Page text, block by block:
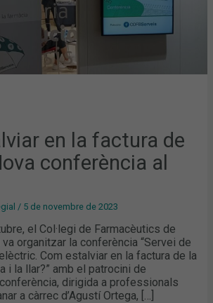
en la factura de
conferència al
/ 5 de novembre de 2023
el Col·legi de Farmacèutics de
va organitzar la conferència “Servei de
Com estalviar en la factura de la
i la llar?” amb el patrocini de
dirigida a professionals
a càrrec d’Agustí Ortega, […]